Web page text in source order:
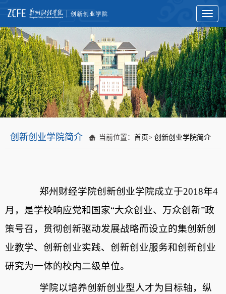
Toggle
创新创业学院简介 当前位置： 首页> 创新创业学院简介
郑州财经学院创新创业学院成立于2018年4
月，是学校响应党和国家“大众创业、万众创新”政
策号召，贯彻创新驱动发展战略而设立的集创新创
业教学、创新创业实践、创新创业服务和创新创业
研究为一体的校内二级单位。
学院以培养创新创业型人才为目标轴，纵